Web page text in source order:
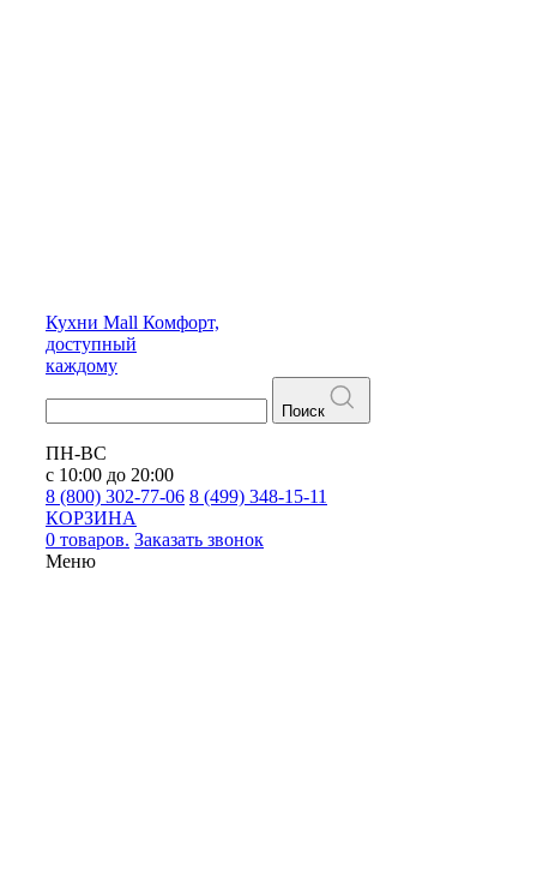
Кухни Mall Комфорт,
доступный
каждому
Поиск
ПН-ВС
с 10:00 до 20:00
8 (800) 302-77-06 8 (499) 348-15-11
КОРЗИНА
0 товаров. Заказать звонок
Меню